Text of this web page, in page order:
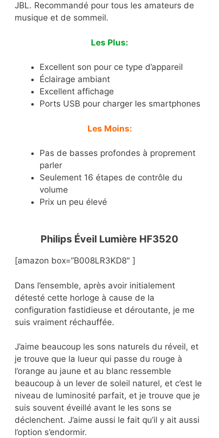
JBL. Recommandé pour tous les amateurs de
musique et de sommeil.
Les Plus:
Excellent son pour ce type d’appareil
Éclairage ambiant
Excellent affichage
Ports USB pour charger les smartphones
Les Moins:
Pas de basses profondes à proprement
parler
Seulement 16 étapes de contrôle du
volume
Prix un peu élevé
Philips Éveil Lumière HF3520
[amazon box=”B008LR3KD8″ ]
Dans l’ensemble, après avoir initialement
détesté cette horloge à cause de la
configuration fastidieuse et déroutante, je me
suis vraiment réchauffée.
J’aime beaucoup les sons naturels du réveil, et
je trouve que la lueur qui passe du rouge à
l’orange au jaune et au blanc ressemble
beaucoup à un lever de soleil naturel, et c’est le
niveau de luminosité parfait, et je trouve que je
suis souvent éveillé avant le les sons se
déclenchent. J’aime aussi le fait qu’il y ait aussi
l’option s’endormir.